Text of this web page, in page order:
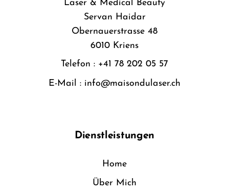
Laser & Medical Beauty
Servan Haidar
Obernauerstrasse 48
6010 Kriens
Telefon : +41 78 202 05 57
E-Mail : info@maisondulaser.ch
Dienstleistungen
Home
Über Mich